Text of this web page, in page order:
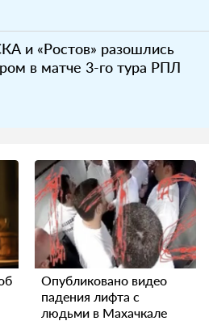
и «Ростов» разошлись
в матче 3-го тура РПЛ
Опубликовано видео
падения лифта с
людьми в Махачкале